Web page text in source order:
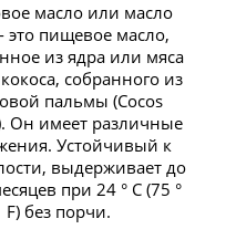
масло или масло
это пищевое масло,
из ядра или мяса
собранного из
пальмы (Cocos
Он имеет различные
Устойчивый к
выдерживает до
при 24 ° C (75 °
F) без порчи.